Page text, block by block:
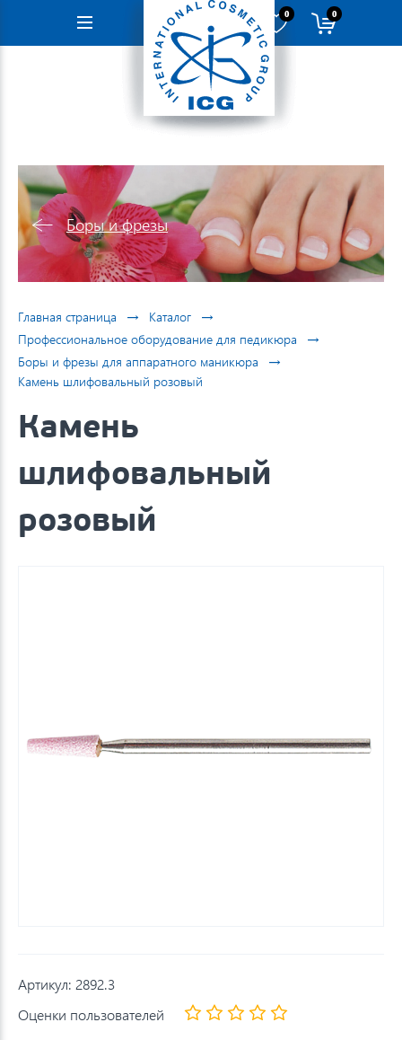
Навигация
0 0
Боры и фрезы
Главная страница → Каталог →
Профессиональное оборудование для педикюра →
Боры и фрезы для аппаратного маникюра →
Камень шлифовальный розовый
Камень
шлифовальный
розовый
Артикул: 2892.3
Оценки пользователей